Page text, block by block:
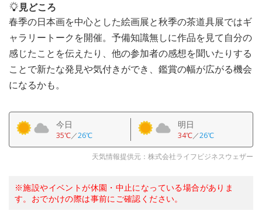
見どころ
春季の日本画を中心とした絵画展と秋季の茶道具展ではギ
ャラリートークを開催。予備知識無しに作品を見て自分の
感じたことを伝えたり、他の参加者の感想を聞いたりする
ことで新たな発見や気付きができ、鑑賞の幅が広がる機会
になるかも。
今日
35℃／26℃
明日
34℃／26℃
天気情報提供元：株式会社ライフビジネスウェザー
※施設やイベントが休園・中止になっている場合がありま
す。おでかけの際は事前にご確認ください。